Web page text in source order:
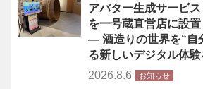
アバター生成サービス
を一号蔵直営店に設置
― 酒造りの世界を“自
る新しいデジタル体
2026.8.6
お知らせ